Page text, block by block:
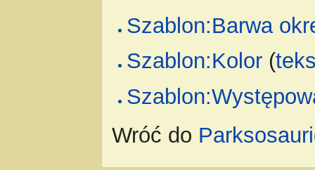
Szablon:Barwa
Szablon:Kolor(
Wróć do